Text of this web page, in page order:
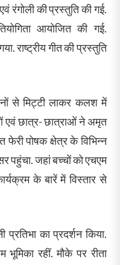
रंगोली की प्रस्तुति की गई.
आयोजित की गई.
राष्ट्रीय गीत की प्रस्तुति
से मिट्टी लाकर कलश में
एवं छात्र- छात्राओं ने अमृत
फेरी पोषक क्षेत्र के विभिन्न
पहुंचा. जहां बच्चों को एचएम
के बारें में विस्तार से
का प्रदर्शन किया.
रहीं. मौके पर रीता